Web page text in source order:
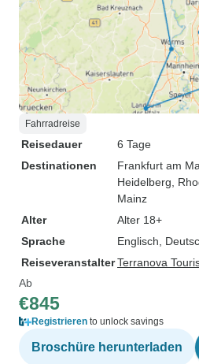
Fahrradreise
Reisedauer
6 Tage
Destinationen
Frankfurt am
Heidelberg ,
Mainz
Alter
Alter 18+
Sprache
Englisch,
ReiseveranstalterTerranova
Ab
€845
Registrieren to unlock savings
Broschüre herunterladen